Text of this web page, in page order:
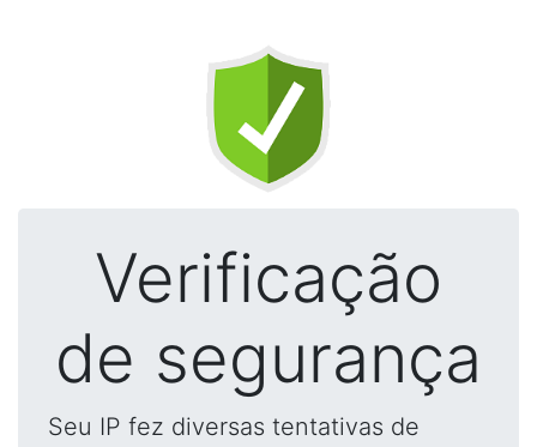
Verificação
de segurança
Seu IP fez diversas tentativas de